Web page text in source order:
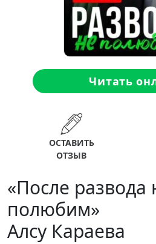
Читать
ОСТАВИТЬ
ОТЗЫВ
«После развода
полюбим»
Алсу Караева